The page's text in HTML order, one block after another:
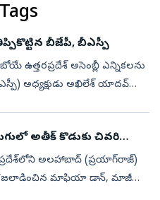
బీజేపీ, బీఎస్పీ
అసెంబ్లీ ఎన్నికలను
అధ్యక్షుడు అఖిలేశ్ యాదవ్
అతీక్ కొడుకు చివరి
అలహాబాద్ (ప్రయాగ్‌రాజ్)
మాఫియా డాన్, మాజీ